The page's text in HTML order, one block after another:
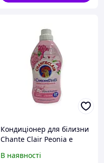
Кондиціонер для білизни
Chante Clair Peonia e
В наявності